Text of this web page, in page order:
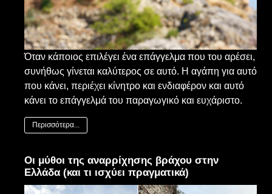
Όταν κάποιος επιλέγει ένα επάγγελμα που του αρέσει,
συνήθως γίνεται καλύτερος σε αυτό. Η αγάπη για αυτό
που κάνει, περιέχει κίνητρο και ενδιαφέρον και αυτό
κάνει το επάγγελμά του παραγωγικό και ευχάριστο.
Περισσότερα...
Οι μύθοι της αναρρίχησης βράχου στην
Ελλάδα (και τι ισχύει πραγματικά)